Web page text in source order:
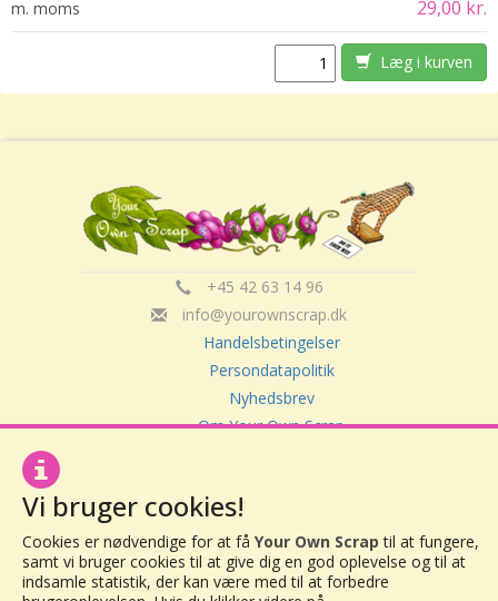
m. moms
29,00 kr.
Læg i kurven
+45 42 63 14 96
info@yourownscrap.dk
Handelsbetingelser
Persondatapolitik
Nyhedsbrev
Om Your Own Scrap
Your Own Scrap
CVR: 30416082
Vor Frue Hovedgade 20
4000 Roskilde
Vi bruger cookies!
Cookies er nødvendige for at få Your Own Scrap til at fungere,
samt vi bruger cookies til at give dig en god oplevelse og til at
indsamle statistik, der kan være med til at forbedre